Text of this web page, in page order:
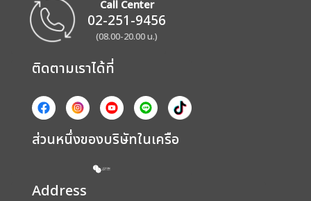
Call Center
02-251-9456
(08.00-20.00 น.)
ติดตามเราได้ที่
ส่วนหนึ่งของบริษัทในเครือ
Address